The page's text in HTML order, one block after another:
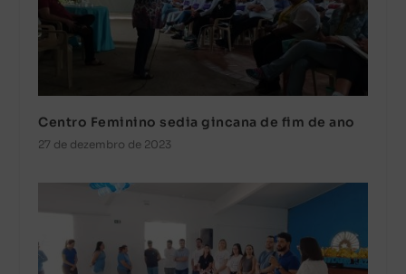
Centro Feminino sedia gincana de fim de ano
27 de dezembro de 2023